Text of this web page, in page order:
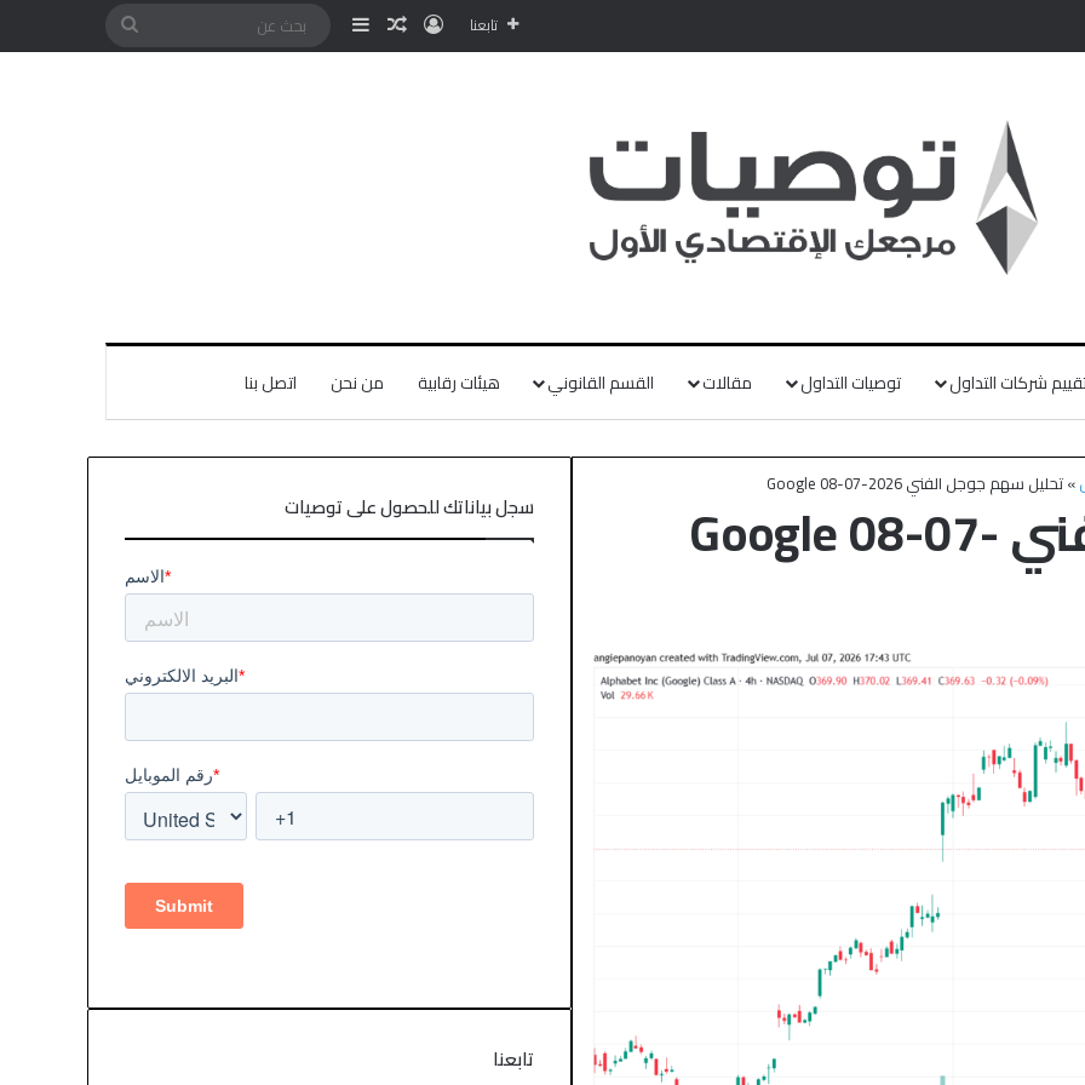
تابعنا
شركات التداول توصيات التداول مقالات القسم القانوني هيئات رقابية من نحن اتصل بنا
»تحليل سهم جوجل الفني Google 08-07-2026
تحليل سهم جوجل الفني Google 08-07- سجل بياناتك للحصول على توصيات
تابعنا